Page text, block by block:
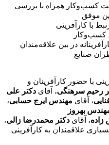
کسب‌وکار همراه با بررسی
موفق
با کارآفرینی
کسب‌وکار
در بین علاقه‌مندان
صنایع
با حضور کارآفرینان و
رحیم سرهنگی، آقای دکتر علی
، آقای مهندس ایرج حسابی،
بهروز
، آقای دکتر محمدرضا زالی،
علاقمندان به کارآفرینی